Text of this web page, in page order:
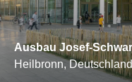
Ausbau Josef-
Heilbronn, Deutschland